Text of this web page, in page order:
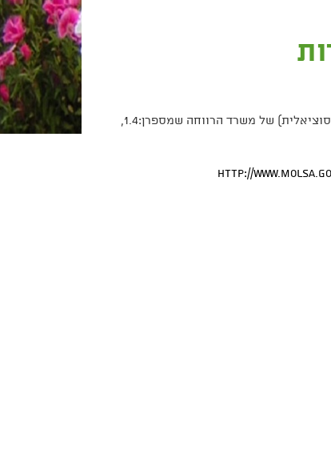
מתן סיוע חומרי בפניית לקוח לאגף הרווחה מבוסס על הוראות תע"ס (תקנון עבודה סוציאלית) של משרד הרווחה שמספרן:1.4,
http://